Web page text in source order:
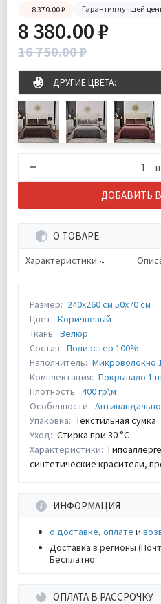
– 8 370.00 ₽ Гарантия лучшей
8 380.00 ₽
16 750.00 ₽
ДРУГИЕ ЦВЕТА:
ДОБАВИТЬ
О ТОВАРЕ
Характеристики
Размер: 240х260 см 50х70 см
Цвет: Коричневый
Ткань: Велюр
Состав: Полиэстер 100%
Наполнитель: Микроволокно
Комплектация: Покрывало 1
Плотность: 400 гр\м
Особенности:
Упаковка: Текстильная сумка
Уход: Стирка при 30 °С
Характеристики:
синтетические красители,
ИНФОРМАЦИЯ
о доставке, оплате и
Доставка в регионы
Бесплатно
ОПЛАТА В РАССРОЧКУ